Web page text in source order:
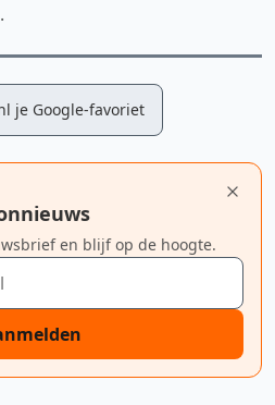
je Google-favoriet
en blijf op de hoogte.